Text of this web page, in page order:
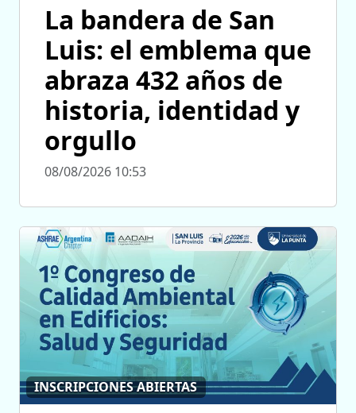
La bandera de San
Luis: el emblema que
abraza 432 años de
historia, identidad y
orgullo
08/08/2026 10:53
INSCRIPCIONES ABIERTAS